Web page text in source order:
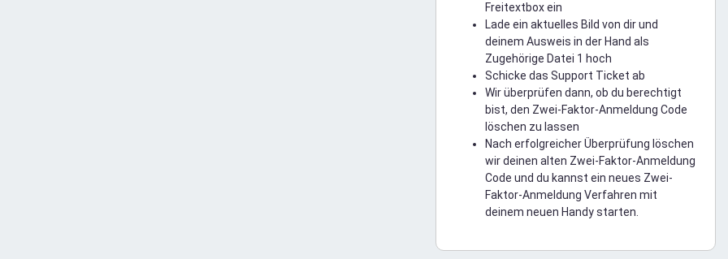
Freitextbox ein
Lade ein aktuelles Bild von dir und
deinem Ausweis in der Hand als
Zugehörige Datei 1 hoch
Schicke das Support Ticket ab
Wir überprüfen dann, ob du berechtigt
bist, den Zwei-Faktor-Anmeldung Code
löschen zu lassen
Nach erfolgreicher Überprüfung löschen
wir deinen alten Zwei-Faktor-Anmeldung
Code und du kannst ein neues Zwei-
Faktor-Anmeldung Verfahren mit
deinem neuen Handy starten.